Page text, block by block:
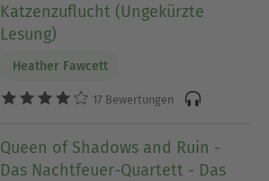
Katzenzuflucht (Ungekürzte
Lesung)
Heather Fawcett
17 Bewertungen
Queen of Shadows and Ruin -
Das Nachtfeuer-Quartett - Das